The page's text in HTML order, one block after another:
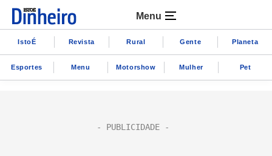
Menu
IstoÉ Revista Rural Gente Planeta
Esportes Menu Motorshow Mulher Pet